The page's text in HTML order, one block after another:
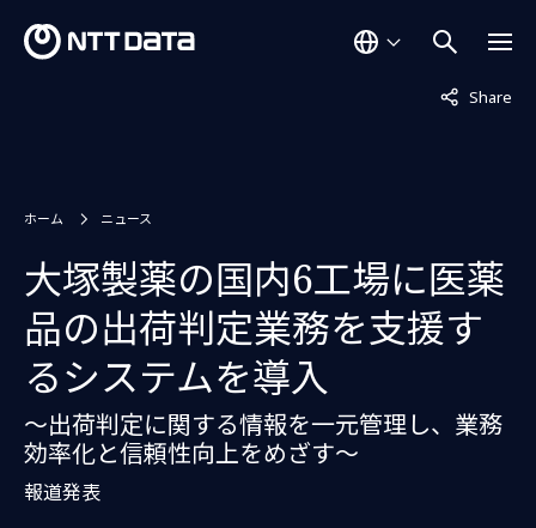
Share
非表示中
ホーム ニュース
大塚製薬の国内6工場に医薬
品の出荷判定業務を支援す
るシステムを導入
～出荷判定に関する情報を一元管理し、業務
効率化と信頼性向上をめざす～
報道発表